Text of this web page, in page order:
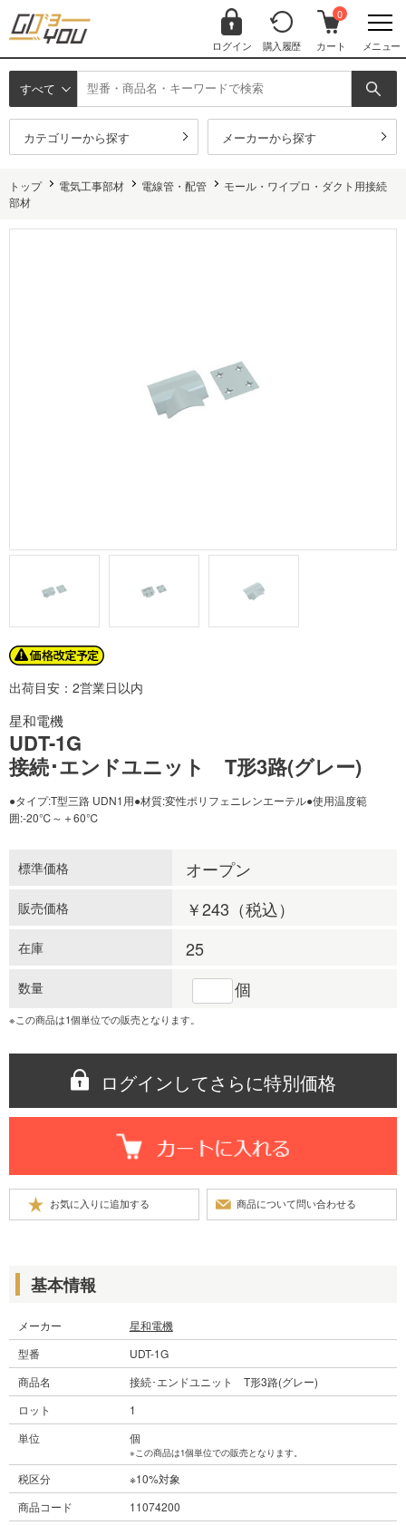
ログイン 購入履歴
0
カート メニュー
すべて
カテゴリーから探す メーカーから探す
トップ 電気工事部材 電線管・配管
モール・ワイプロ・ダクト用接続
部材
出荷目安：2営業日以内
星和電機
UDT-1G
接続･エンドユニット T形3路(グレー)
●タイプ:T型三路 UDN1用●材質:変性ポリフェニレンエーテル●使用温度範
囲:-20℃～＋60℃
標準価格 オープン
販売価格 ￥243 （税込）
在庫 25
数量 個
※この商品は1個単位での販売となります。
ログインしてさらに特別価格
基本情報
メーカー
星和電機
型番
UDT-1G
商品名
接続･エンドユニット T形3路(グレー)
ロット
1
単位
個
※この商品は1個単位での販売となります。
税区分
※10%対象
商品コード
11074200